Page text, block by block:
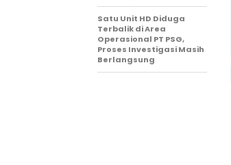
Satu Unit HD Diduga
Terbalik di Area
Operasional PT PSG,
Proses Investigasi Masih
Berlangsung